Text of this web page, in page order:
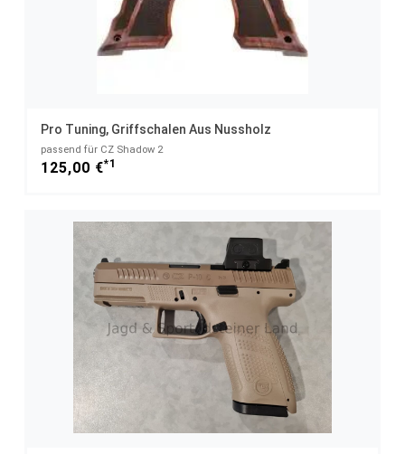
Pro Tuning, Griffschalen Aus Nussholz
passend für CZ Shadow 2
125,00 €*1